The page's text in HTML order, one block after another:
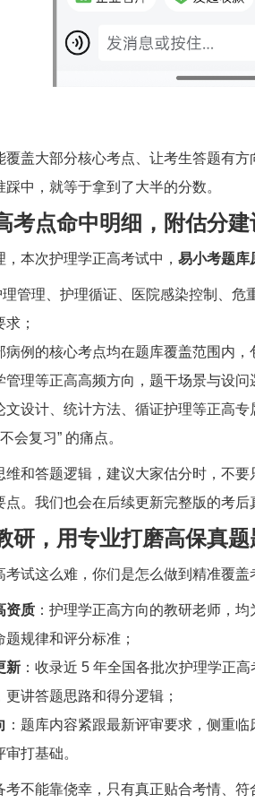
覆盖大部分核心考点、让考生答题有
中，就等于拿到了大半的分数。
考点命中明细，附估分建
，本次护理学正高考试中，易小考题库
理管理、护理循证、医院感染控制、
；
病例的核心考点均在题库覆盖范围内
管理等正高高频方向，题干场景与设问
文设计、统计方法、循证护理等正高
会复习” 的痛点。
维和答题逻辑，建议大家估分时，不
。我们也会在后续更新完整版的考后
研，用专业打磨高保真题
试这么难，你们是怎么做到精准覆盖
资质 ：护理学正高方向的教研老师，
规律和评分标准；
新 ：收录近 5 年全国各批次护理学正
讲答题思路和得分逻辑；
：题库内容紧跟最新评审要求，侧重
打基础。
不能靠侥幸，只有真正贴合考情、符